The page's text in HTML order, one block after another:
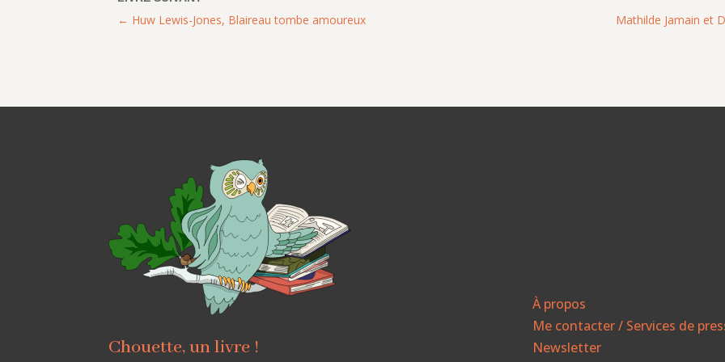
Mathilde Jamain et
Huw Lewis-Jones, Blaireau tombe amoureux
Chouette, un livre !
À propos
Me contacter / Services de
Newsletter